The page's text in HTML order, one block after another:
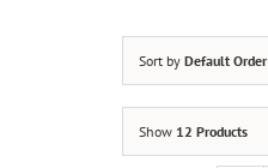
Sort by Default Order
Show 12 Products